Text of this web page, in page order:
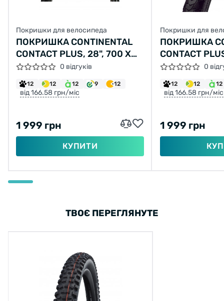
Покришки для велосипеда
ПОКРИШКА CONTINENTAL
CONTACT PLUS, 28", 700 X
32C, 28 X 1 1/4 X 1 3/4, 32-
622, ЧОРНА, НЕ СКЛАДНА,
СВІТЛОВІДБИВНА,
0 відгуків
12 12 12 9 12
від 166.58 грн/міс
1 999 грн
КУПИТИ
Покришки для
ПОКРИШКА
CONTACT
35C | 28 X 1
ЧОРНА, НЕ
0
12 12 12
від 166.58 грн/міс
1 999 грн
ТВОЄ ПЕРЕГЛЯНУТЕ